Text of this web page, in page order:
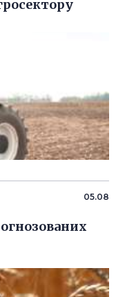
05.08